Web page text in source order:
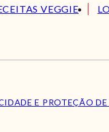
VEGGIE
E PROTEÇÃO DE